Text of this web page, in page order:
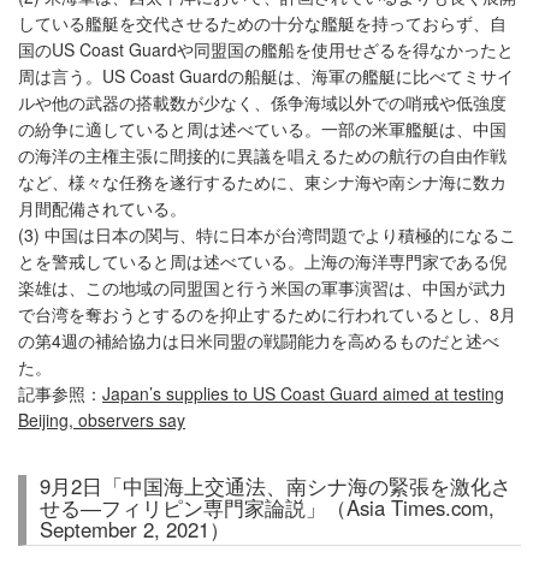
している艦艇を交代させるための十分な艦艇を持っておらず、自
国のUS Coast Guardや同盟国の艦船を使用せざるを得なかったと
周は言う。US Coast Guardの船艇は、海軍の艦艇に比べてミサイ
ルや他の武器の搭載数が少なく、係争海域以外での哨戒や低強度
の紛争に適していると周は述べている。一部の米軍艦艇は、中国
の海洋の主権主張に間接的に異議を唱えるための航行の自由作戦
など、様々な任務を遂行するために、東シナ海や南シナ海に数カ
月間配備されている。
(3) 中国は日本の関与、特に日本が台湾問題でより積極的になるこ
とを警戒していると周は述べている。上海の海洋専門家である倪
楽雄は、この地域の同盟国と行う米国の軍事演習は、中国が武力
で台湾を奪おうとするのを抑止するために行われているとし、8月
の第4週の補給協力は日米同盟の戦闘能力を高めるものだと述べ
た。
記事参照： Japan’s supplies to US Coast Guard aimed at testing
Beijing, observers say
9月2日「中国海上交通法、南シナ海の緊張を激化さ
せる―フィリピン専門家論説」（Asia Times.com,
September 2, 2021）